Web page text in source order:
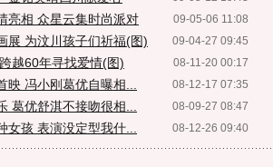
09-05-06 11:08
亮相 众星云集时尚派对
09-04-27 09:45
展 为汶川孩子们祈福(图)
08-11-20 00:17
越60年寻找爱情(图)
08-12-17 07:35
映 冯小刚葛优自曝相...
08-09-27 08:47
葛优舒淇不接吻很相...
08-12-26 09:40
女孩 表演没定型我什...